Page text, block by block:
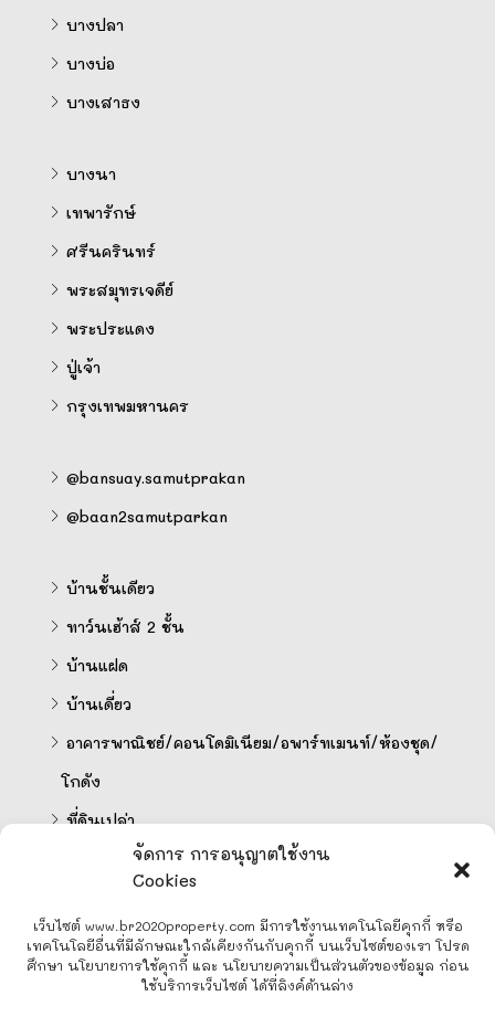
จัดการ การอนุญาตใช้งาน
Cookies
เว็บไซต์ www.br2020property.com มีการใช้งานเทคโนโลยีคุกกี้ หรือ
เทคโนโลยีอื่นที่มีลักษณะใกล้เคียงกันกับคุกกี้ บนเว็บไซต์ของเรา โปรด
ศึกษา นโยบายการใช้คุกกี้ และ นโยบายความเป็นส่วนตัวของข้อมูล ก่อน
ใช้บริการเว็บไซต์ ได้ที่ลิงค์ด้านล่าง
บางปลา
บางบ่อ
บางเสาธง
บางนา
เทพารักษ์
ศรีนครินทร์
พระสมุทรเจดีย์
พระประแดง
ปู่เจ้า
กรุงเทพมหานคร
@bansuay.samutprakan
@baan2samutparkan
บ้านชั้นเดียว
ทาว์นเฮ้าส์ 2 ชั้น
บ้านแฝด
บ้านเดี่ยว
อาคารพาณิชย์/คอนโดมิเนียม/อพาร์ทเมนท์/ห้องชุด/
โกดัง
ที่ดินเปล่า
คำนวนสินเชื่อออนไลน์